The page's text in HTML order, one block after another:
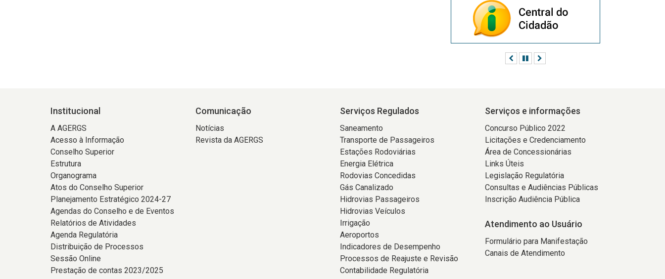
AnteriorPausar
Institucional
A AGERGS
Acesso à Informação
Conselho Superior
Estrutura
Organograma
Atos do Conselho Superior
Planejamento Estratégico 2024-27
Agendas do Conselho e de Eventos
Relatórios de Atividades
Agenda Regulatória
Distribuição de Processos
Sessão Online
Prestação de contas 2023/2025
Comunicação
Notícias
Revista da AGERGS
Serviços Regulados
Saneamento
Transporte de Passageiros
Estações Rodoviárias
Energia Elétrica
Rodovias Concedidas
Gás Canalizado
Hidrovias Passageiros
Hidrovias Veículos
Irrigação
Aeroportos
Indicadores de Desempenho
Processos de Reajuste e Revisão
Contabilidade Regulatória
Serviços e informações
Concurso Público 2022
Licitações e Credenciamento
Área de Concessionárias
Links Úteis
Legislação Regulatória
Consultas e Audiências Públicas
Inscrição Audiência Pública
Atendimento ao Usuário
Formulário para Manifestação
Canais de Atendimento